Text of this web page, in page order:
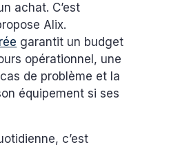
achat. C’est
Alix.
garantit un budget
opérationnel, une
de problème et la
équipement si ses
c’est